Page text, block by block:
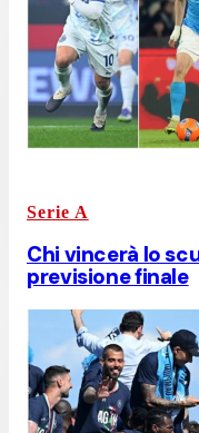
Serie A
Chi vincerà lo
previsione finale